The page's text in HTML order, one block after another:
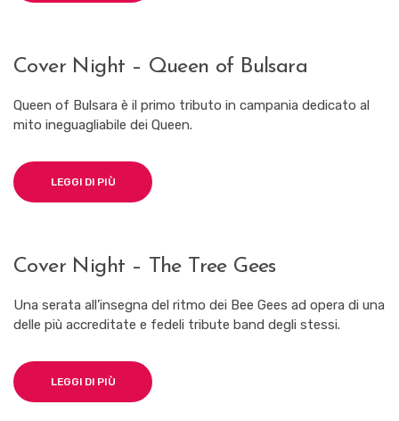
Cover Night – Queen of Bulsara
Queen of Bulsara è il primo tributo in campania dedicato al
mito ineguagliabile dei Queen.
LEGGI DI PIÙ
Cover Night – The Tree Gees
Una serata all’insegna del ritmo dei Bee Gees ad opera di una
delle più accreditate e fedeli tribute band degli stessi.
LEGGI DI PIÙ